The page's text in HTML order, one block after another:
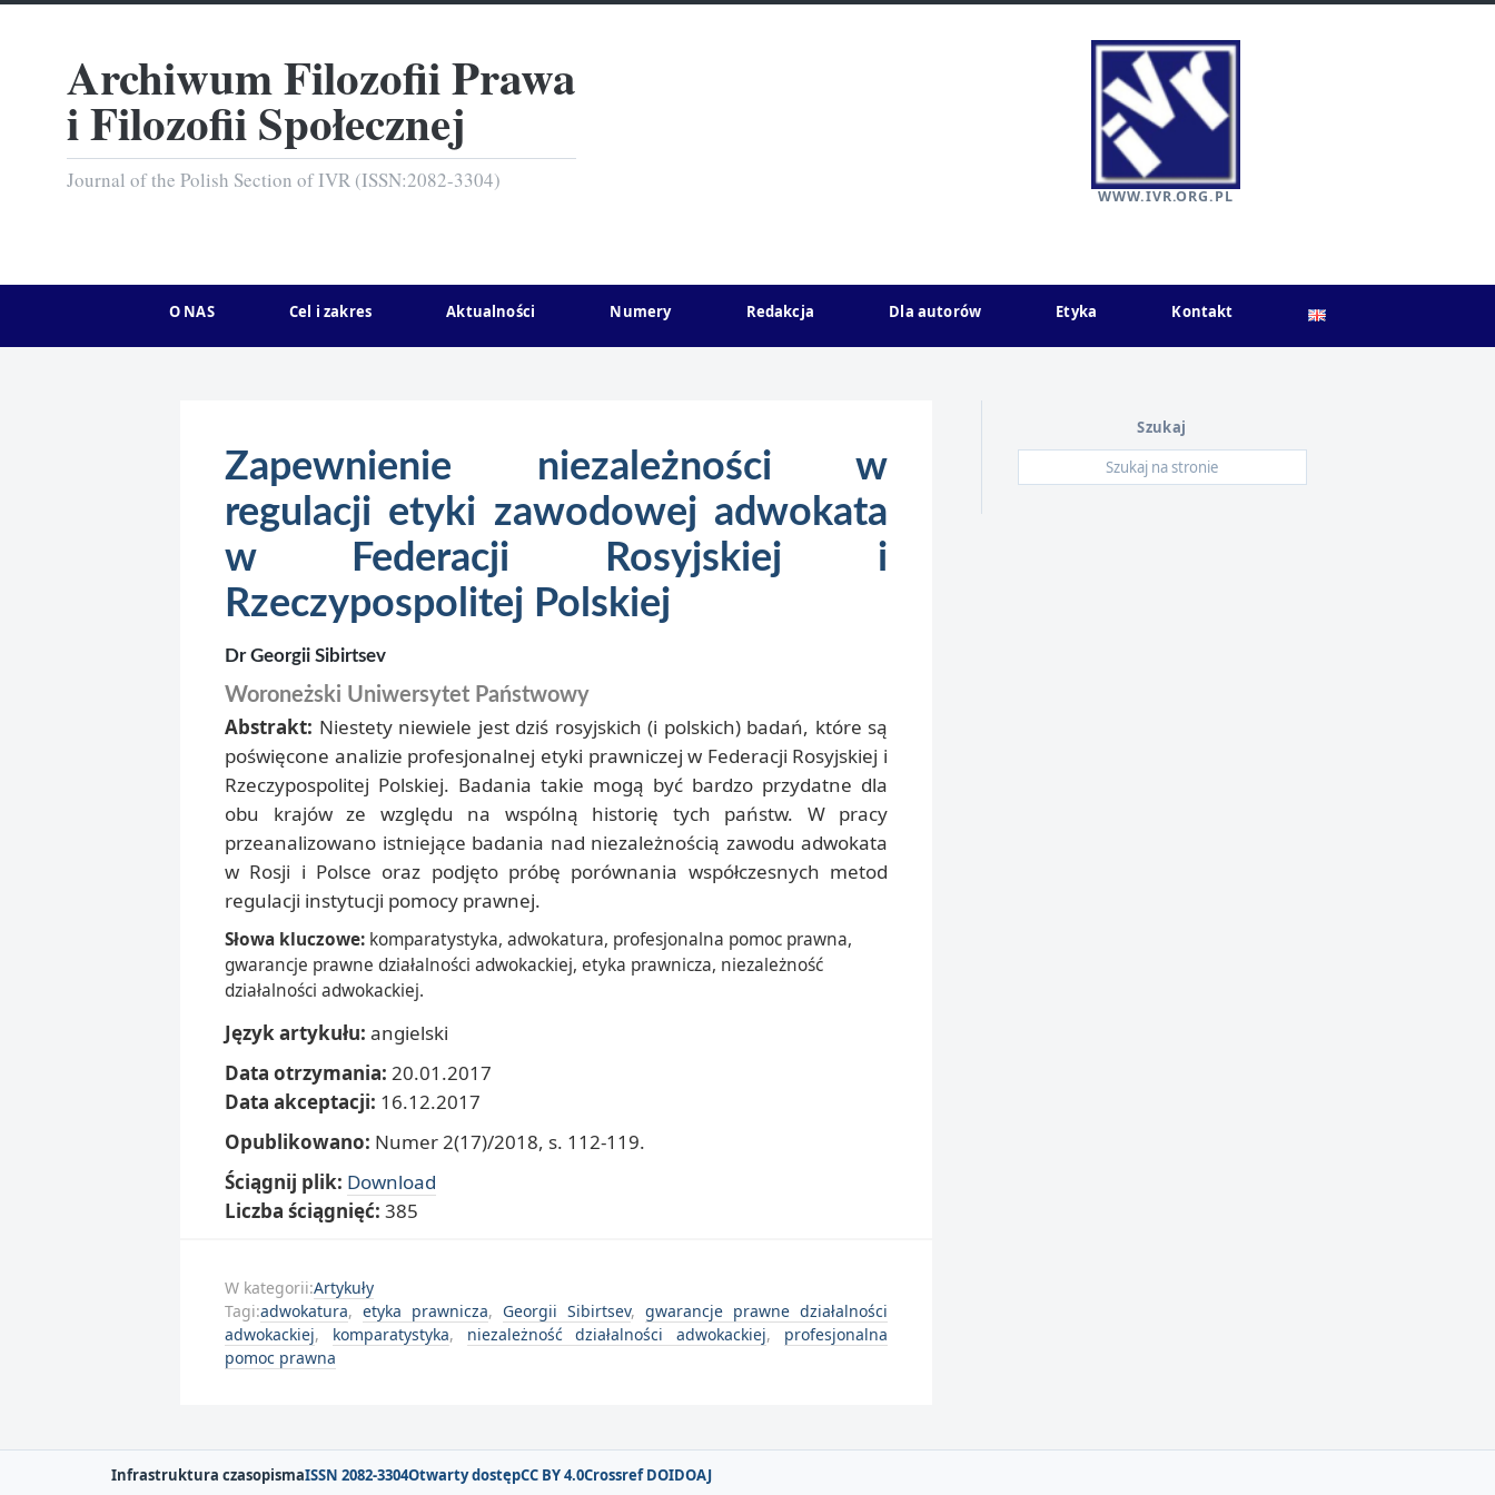
Archiwum Filozofii Prawa
i Filozofii Społecznej
Journal of the Polish Section of IVR (ISSN:2082-3304)
WWW.IVR.ORG.PL
O NAS Cel i zakres Aktualności Numery Redakcja Dla autorów Etyka Kontakt
Zapewnienie niezależności w
regulacji etyki zawodowej adwokata
w Federacji Rosyjskiej i
Rzeczypospolitej Polskiej
Dr Georgii Sibirtsev
Woroneżski Uniwersytet Państwowy
Abstrakt: Niestety niewiele jest dziś rosyjskich (i polskich) badań, które są
poświęcone analizie profesjonalnej etyki prawniczej w Federacji Rosyjskiej i
Rzeczypospolitej Polskiej. Badania takie mogą być bardzo przydatne dla
obu krajów ze względu na wspólną historię tych państw. W pracy
przeanalizowano istniejące badania nad niezależnością zawodu adwokata
w Rosji i Polsce oraz podjęto próbę porównania współczesnych metod
regulacji instytucji pomocy prawnej.
Słowa kluczowe: komparatystyka, adwokatura, profesjonalna pomoc prawna,
gwarancje prawne działalności adwokackiej, etyka prawnicza, niezależność
działalności adwokackiej.
Język artykułu: angielski
Data otrzymania: 20.01.2017
Data akceptacji: 16.12.2017
Opublikowano: Numer 2(17)/2018, s. 112-119.
Ściągnij plik: Download
Liczba ściągnięć: 385
W kategorii:Artykuły
Tagi:adwokatura, etyka prawnicza, Georgii Sibirtsev, gwarancje prawne działalności
adwokackiej, komparatystyka, niezależność działalności adwokackiej, profesjonalna
pomoc prawna
Szukaj
Infrastruktura czasopismaISSN 2082-3304Otwarty dostępCC BY 4.0Crossref DOIDOAJ